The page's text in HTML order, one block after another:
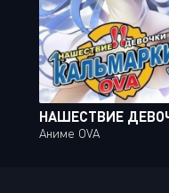
Аниме OVA